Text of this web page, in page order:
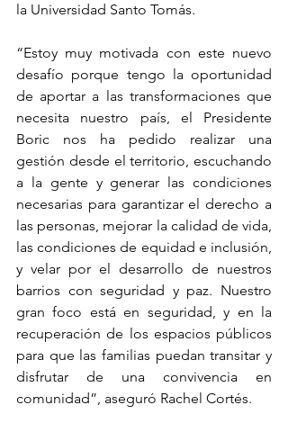
la Universidad Santo Tomás.
“Estoy muy motivada con este nuevo
desafío porque tengo la oportunidad
de aportar a las transformaciones que
necesita nuestro país, el Presidente
Boric nos ha pedido realizar una
gestión desde el territorio, escuchando
a la gente y generar las condiciones
necesarias para garantizar el derecho a
las personas, mejorar la calidad de vida,
las condiciones de equidad e inclusión,
y velar por el desarrollo de nuestros
barrios con seguridad y paz. Nuestro
gran foco está en seguridad, y en la
recuperación de los espacios públicos
para que las familias puedan transitar y
disfrutar de una convivencia en
comunidad”, aseguró Rachel Cortés.